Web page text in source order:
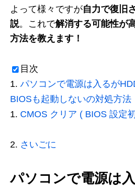
よって様々ですが自力で復旧
説。これで解消する可能性が
方法を教えます！
目次
パソコンで電源は入るが
BIOSも起動しないの対処方法
CMOS クリア ( BIOS 設定
さいごに
パソコンで電源は